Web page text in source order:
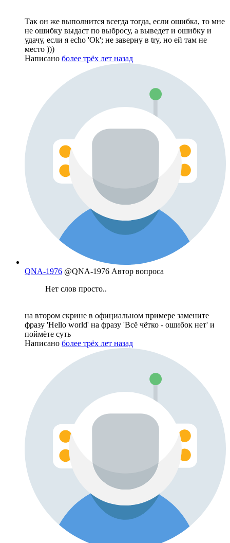
Так он же выполнится всегда тогда, если ошибка, то мне
не ошибку выдаст по выбросу, а выведет и ошибку и
удачу, если я echo 'Ok'; не заверну в try, но ей там не
место )))
Написано более трёх лет назад
QNA-1976 @QNA-1976 Автор вопроса
Нет слов просто..
на втором скрине в официальном примере замените
фразу 'Hello world' на фразу 'Всё чётко - ошибок нет' и
поймёте суть
Написано более трёх лет назад